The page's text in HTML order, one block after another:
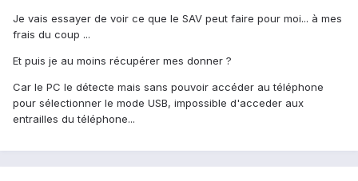
Je vais essayer de voir ce que le SAV peut faire pour moi... à mes
frais du coup ...
Et puis je au moins récupérer mes donner ?
Car le PC le détecte mais sans pouvoir accéder au téléphone
pour sélectionner le mode USB, impossible d'acceder aux
entrailles du téléphone...